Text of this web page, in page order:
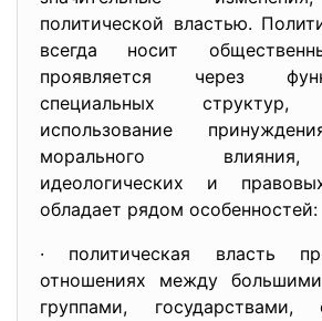
политической властью.
всегда носит
проявляется через
специальных структур,
использование
морального
идеологических и
обладает рядом особенностей:
· политическая власть
отношениях между
группами, государствами,